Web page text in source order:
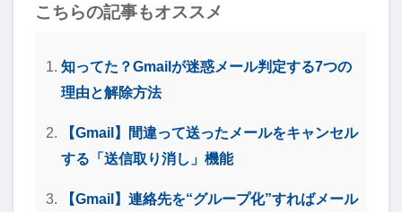
こちらの記事もオススメ
知ってた？Gmailが迷惑メール判定する7つの
理由と解除方法
【Gmail】間違って送ったメールをキャンセル
する「送信取り消し」機能
【Gmail】連絡先を“グループ化”すればメール